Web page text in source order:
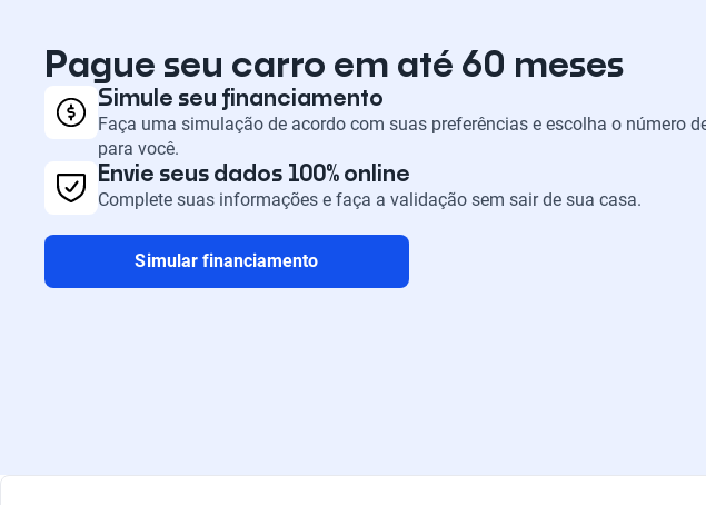
Pague seu carro em até 60 meses
Simule seu financiamento
Faça uma simulação de acordo com suas preferências e escolha o número
para você.
Envie seus dados 100% online
Complete suas informações e faça a validação sem sair de sua casa.
Simular financiamento